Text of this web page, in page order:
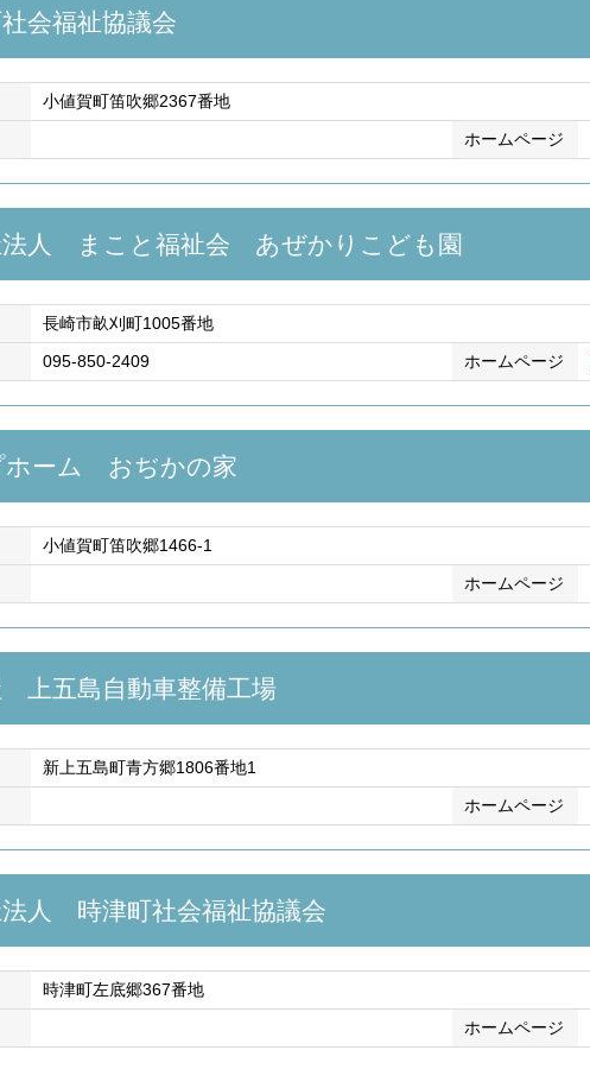
会福祉協議会
小値賀町笛吹郷2367番地
ホームページ
法人 まこと福祉会 あぜかりこども園
長崎市畝刈町1005番地
095-850-2409 ホームページ
ホーム おぢかの家
小値賀町笛吹郷1466-1
ホームページ
上五島自動車整備工場
新上五島町青方郷1806番地1
ホームページ
人 時津町社会福祉協議会
時津町左底郷367番地
ホームページ